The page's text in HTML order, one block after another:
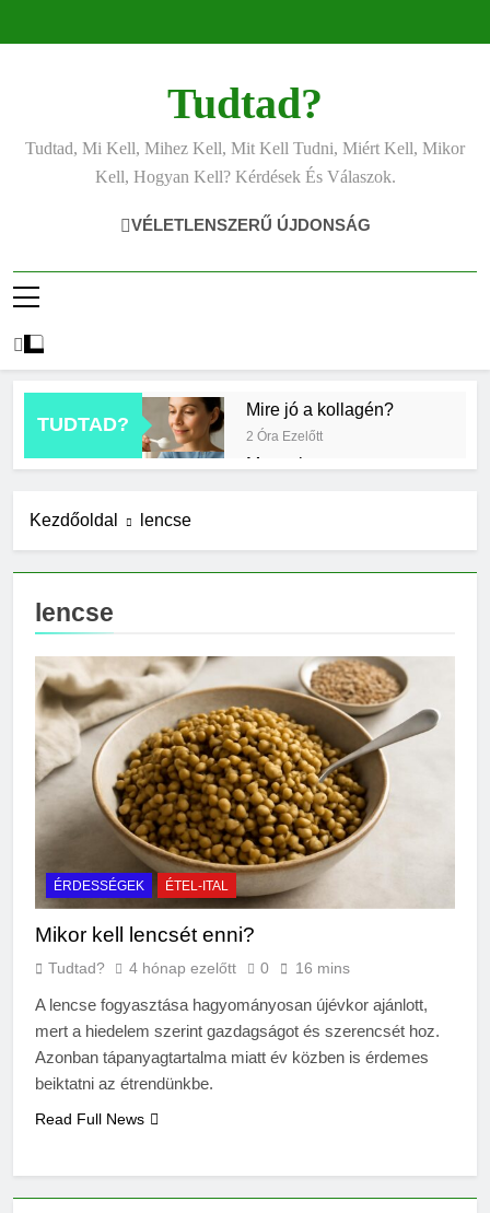
Tudtad?
Tudtad, Mi Kell, Mihez Kell, Mit Kell Tudni, Miért Kell, Mikor
Kell, Hogyan Kell? Kérdések És Válaszok.
VÉLETLENSZERŰ ÚJDONSÁG
TUDTAD?
Mire jó a kollagén?
2 Óra Ezelőtt
Mennyi a
CRP?
Mit jelent a magas
vérnyomás?
1 Nap Ezelőtt
Milyen fűtést érdemes
választani?
2 Nap Ezelőtt
Mennyi a táppénz?
2 Nap Ezelőtt
Mi kell az
eredetiségvizsgálathoz?
2 Nap Ezelőtt
Mit hány fokon kell
Miért kell gőz fölött felverni
a tojásfehérjét?
3 Nap Ezelőtt
Kezdőoldal lencse
lencse
ÉRDESSÉGEK ÉTEL-ITAL
Mikor kell lencsét enni?
Tudtad? 4 hónap ezelőtt 0 16 mins
A lencse fogyasztása hagyományosan újévkor ajánlott,
mert a hiedelem szerint gazdagságot és szerencsét hoz.
Azonban tápanyagtartalma miatt év közben is érdemes
beiktatni az étrendünkbe.
Read Full News